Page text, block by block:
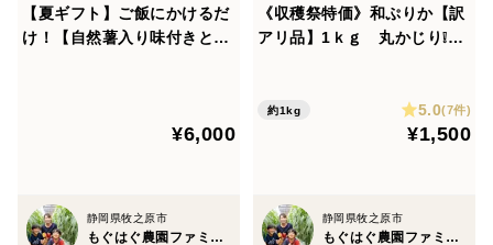
そのため、プリプリとした食感と、濃厚な旨味があり、
一度食べたら忘れられない美味しさです。
その2つの良さを最高の状態でお届けするべく、
保存料・人工甘味料・人工着色料は一切使用せず、自然
【夏ギフト】ご飯にかけるだ
け！【自然薯入り味付きとろ
¥6,000
静岡県牧之原市
もぐはぐ農園ファミリー
《収穫祭特価》和ぷりか【訳
アリ品】1ｋｇ 丸かじり❕お
約1kg 5.0(7件)
¥1,500
静岡県牧之原市
もぐはぐ農園ファミリー